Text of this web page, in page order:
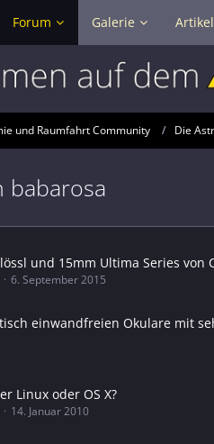
Forum Galerie Artikel
und Raumfahrt Community Die
babarosa
und 15mm Ultima Series von
6. September 2015
einwandfreien Okulare mit
Linux oder OS X?
14. Januar 2010